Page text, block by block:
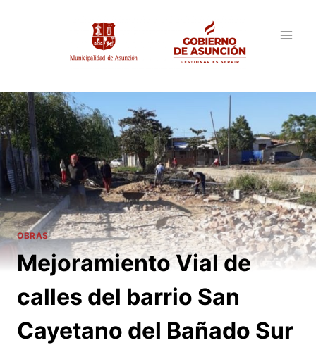
OBRAS
Mejoramiento Vial de
calles del barrio San
Cayetano del Bañado Sur